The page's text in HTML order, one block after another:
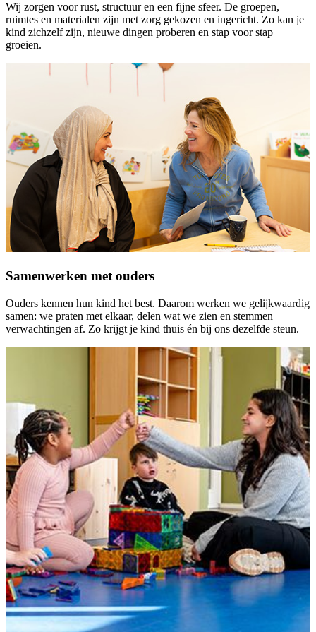
Wij zorgen voor rust, structuur en een fijne sfeer. De groepen,
ruimtes en materialen zijn met zorg gekozen en ingericht. Zo kan je
kind zichzelf zijn, nieuwe dingen proberen en stap voor stap
groeien.
Samenwerken met ouders
Ouders kennen hun kind het best. Daarom werken we gelijkwaardig
samen: we praten met elkaar, delen wat we zien en stemmen
verwachtingen af. Zo krijgt je kind thuis én bij ons dezelfde steun.